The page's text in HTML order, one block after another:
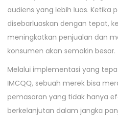
audiens yang lebih luas. Ketika
disebarluaskan dengan tepat,
meningkatkan penjualan dan
konsumen akan semakin besar.
Melalui implementasi yang
IMCQQ, sebuah merek bisa
pemasaran yang tidak hanya
berkelanjutan dalam jangka